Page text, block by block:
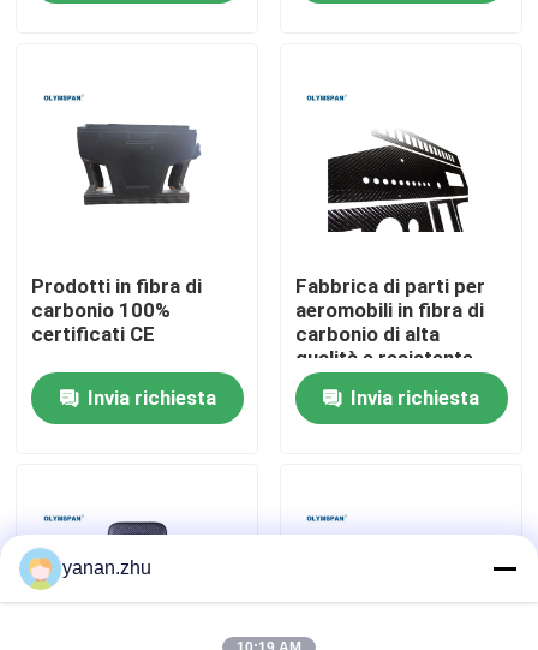
Video
Su di noi
Controllo della qualità
Contattaci
Casi
Prodotti in fibra di
carbonio 100%
certificati CE
Invia richiesta
Fabbrica di parti per
aeromobili in fibra di
carbonio di alta
qualità e resistente
Invia richiesta
yanan.zhu